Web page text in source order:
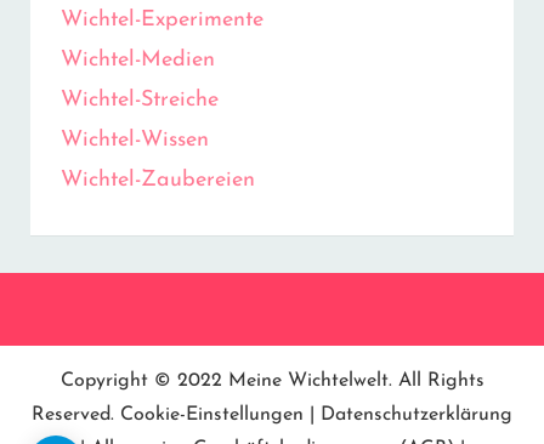
Wichtel-Experimente
Wichtel-Medien
Wichtel-Streiche
Wichtel-Wissen
Wichtel-Zaubereien
Copyright © 2022 Meine Wichtelwelt. All Rights
Reserved. Cookie-Einstellungen
Datenschutzerklärung